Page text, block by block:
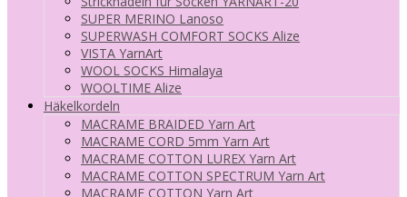
SUPER MERINO Lanoso
SUPERWASH COMFORT SOCKS Alize
VISTA YarnArt
WOOL SOCKS Himalaya
WOOLTIME Alize
Häkelkordeln
MACRAME BRAIDED Yarn Art
MACRAME CORD 5mm Yarn Art
MACRAME COTTON LUREX Yarn Art
MACRAME COTTON SPECTRUM Yarn Art
MACRAME COTTON Yarn Art